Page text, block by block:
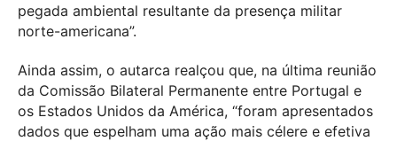
pegada ambiental resultante da presença militar
norte-americana”.
Ainda assim, o autarca realçou que, na última reunião
da Comissão Bilateral Permanente entre Portugal e
os Estados Unidos da América, “foram apresentados
dados que espelham uma ação mais célere e efetiva